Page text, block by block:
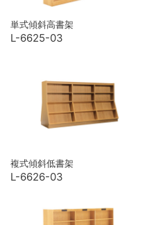
単式傾斜高書架
L-6625-03
複式傾斜低書架
L-6626-03